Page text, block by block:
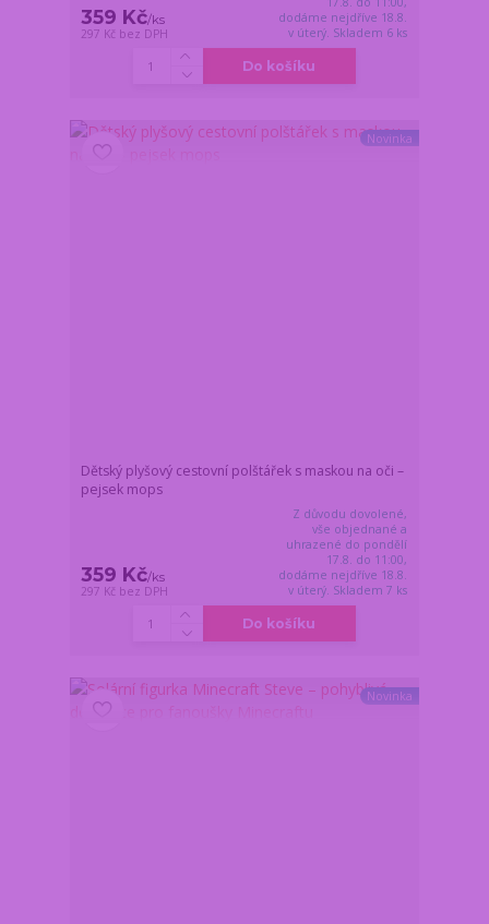
359 Kč/ks
297 Kč bez DPH
dodáme nejdříve 18.8.
v úterý. Skladem 6 ks
Do košíku
Novinka
Dětský plyšový cestovní polštářek s maskou na oči –
pejsek mops
359 Kč/ks
297 Kč bez DPH
Z důvodu dovolené,
vše objednané a
uhrazené do pondělí
17.8. do 11:00,
dodáme nejdříve 18.8.
v úterý. Skladem 7 ks
Do košíku
Novinka